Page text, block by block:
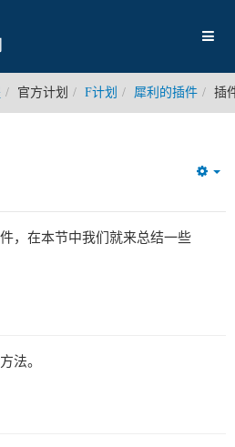
官方计划 F计划 犀利的插件 插
，在本节中我们就来总结一些
法。